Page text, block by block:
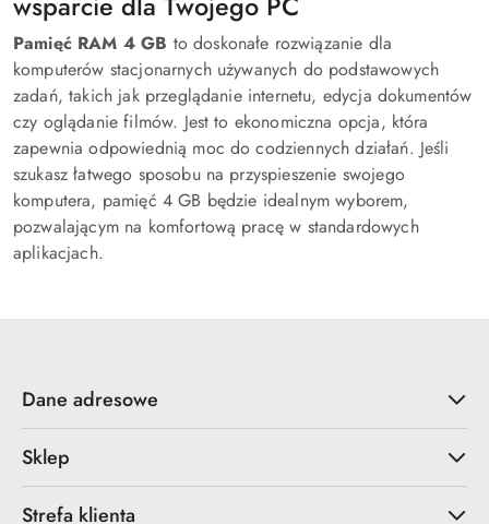
Pamięć RAM 4 GB to doskonałe rozwiązanie dla
komputerów stacjonarnych używanych do podstawowych
zadań, takich jak przeglądanie internetu, edycja dokumentów
czy oglądanie filmów. Jest to ekonomiczna opcja, która
zapewnia odpowiednią moc do codziennych działań. Jeśli
szukasz łatwego sposobu na przyspieszenie swojego
komputera, pamięć 4 GB będzie idealnym wyborem,
pozwalającym na komfortową pracę w standardowych
aplikacjach.
Dane adresowe
Sklep
Strefa klienta